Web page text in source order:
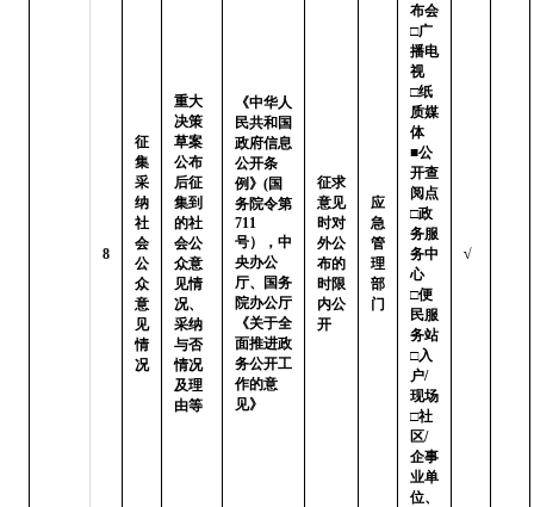
8
征
集
采
纳
社
会
公
众
意
见
情
况
重大
决策
草案
公布
后征
集到
的社
会公
众意
见情
况、
采纳
与否
情况
及理
由等
《中华人
民共和国
政府信息
公开条
例》(国
务院令第
711
号），中
央办公
厅、国务
院办公厅
《关于全
面推进政
务公开工
作的意
见》
征求
意见
时对
外公
布的
时限
内公
开
应
急
管
理
部
门
布会
□广
播电
视
□纸
质媒
体
■公
开查
阅点
□政
务服
务中
心
□便
民服
务站
□入
户/
现场
□社
区/
企事
业单
位、
√